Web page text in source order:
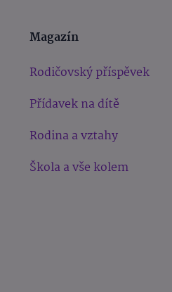
Magazín
Rodičovský příspěvek
Přídavek na dítě
Rodina a vztahy
Škola a vše kolem